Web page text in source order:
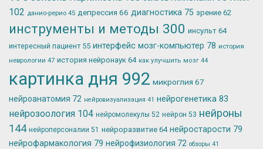
102 данио-рерио 45 депрессия 66 диагностика 75 зрение 62
инструменты и методы 300 инсульт 64
интересный пациент 55 интерфейс мозг-компьютер 78 история
неврологии 47 история нейронаук 64 как улучшить мозг 44
картинка дня 992 микроглия 67
нейроанатомия 72 нейровизуализация 41 нейрогенетика 83
нейрозоология 104 нейромолекулы 52 нейрон 53 нейроны
144 нейроперсоналии 51 нейроразвитие 64 нейростарости 79
нейрофармакология 79 нейрофизиология 72 обзоры 41